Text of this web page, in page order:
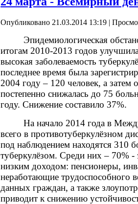
Опубликовано 21.03.2014 13:19 |
Эпидемиологическая
итогам 2010-2013 годов
высокая заболеваемость
последнее время была
2004 году – 120 человек, а затем
постепенно снижалась до 75
году. Снижение составило 37%.
На начало 2014 года в
всего в противотуберкулёзном
под наблюдением находятся 310
туберкулёзом. Среди них – 70% -
низким доходом: пенсионеры,
неработающие трудоспособного
данных граждан, а также
приводит к снижению